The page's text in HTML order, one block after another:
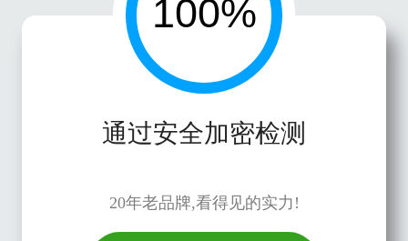
通过安全加密检测
20年老品牌,看得见的实力!